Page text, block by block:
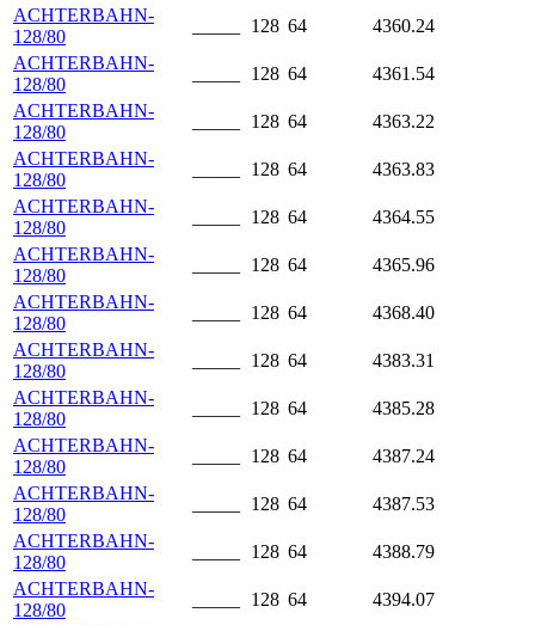
ACHTERBAHN-
128/80
128 64
4360.24
ACHTERBAHN-
128/80
128 64
4361.54
ACHTERBAHN-
128/80
128 64
4363.22
ACHTERBAHN-
128/80
128 64
4363.83
ACHTERBAHN-
128/80
128 64
4364.55
ACHTERBAHN-
128/80
128 64
4365.96
ACHTERBAHN-
128/80
128 64
4368.40
ACHTERBAHN-
128/80
128 64
4383.31
ACHTERBAHN-
128/80
128 64
4385.28
ACHTERBAHN-
128/80
128 64
4387.24
ACHTERBAHN-
128/80
128 64
4387.53
ACHTERBAHN-
128/80
128 64
4388.79
ACHTERBAHN-
128/80
128 64
4394.07